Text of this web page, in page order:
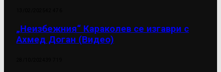
„Неизбежния“ Караколев се изгаври с
Ахмед Доган (Видео)